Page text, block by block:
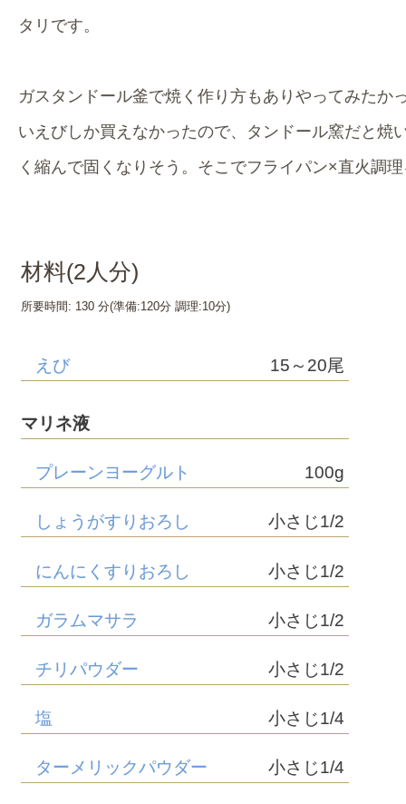
タリです。
ガスタンドール釜で焼く作り方もありやってみたか
いえびしか買えなかったので、タンドール窯だと焼
く縮んで固くなりそう。そこでフライパン×直火調
材料(2 人分)
所要時間: 130 分(準備:120分調理:10分)
えび 15～20尾
マリネ液
プレーンヨーグルト 100g
しょうがすりおろし 小さじ1/2
にんにくすりおろし 小さじ1/2
ガラムマサラ 小さじ1/2
チリパウダー 小さじ1/2
塩 小さじ1/4
ターメリックパウダー 小さじ1/4